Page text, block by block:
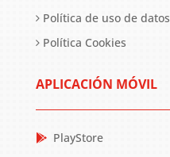
Política de uso de datos
Política Cookies
APLICACIÓN MÓVIL
PlayStore